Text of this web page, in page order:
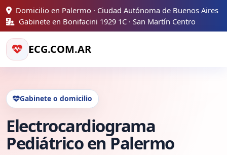
Domicilio en Palermo · Ciudad Autónoma de Buenos Aires
Gabinete en Bonifacini 1929 1C · San Martín Centro
ECG.COM.AR
Gabinete o domicilio
Electrocardiograma
Pediátrico en Palermo